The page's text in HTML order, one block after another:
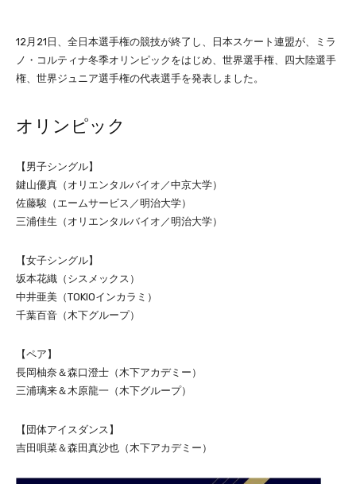
12月21日、全日本選手権の競技が終了し、日本スケート連盟が、ミラ
ノ・コルティナ冬季オリンピックをはじめ、世界選手権、四大陸選手
権、世界ジュニア選手権の代表選手を発表しました。
オリンピック
【男子シングル】
鍵山優真（オリエンタルバイオ／中京大学）
佐藤駿（エームサービス／明治大学）
三浦佳生（オリエンタルバイオ／明治大学）
【女子シングル】
坂本花織（シスメックス）
中井亜美（TOKIOインカラミ）
千葉百音（木下グループ）
【ペア】
長岡柚奈＆森口澄士（木下アカデミー）
三浦璃来＆木原龍一（木下グループ）
【団体アイスダンス】
吉田唄菜＆森田真沙也（木下アカデミー）